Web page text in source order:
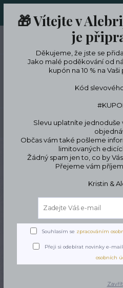
Náhrdelníky
Lebka z
🎁 Vítejte v
je
Děkujeme, že jste se
Jako malé poděkování od
kupón na 10 % na
Kód
Slevu uplatníte
Občas vám také pošleme
limitovaných
Žádný spam jen to, co by
Přejeme vám
Kristin &
Souhlasím se zpracováním
Přeji si odebírat novinky e-
osobních
Zavřít